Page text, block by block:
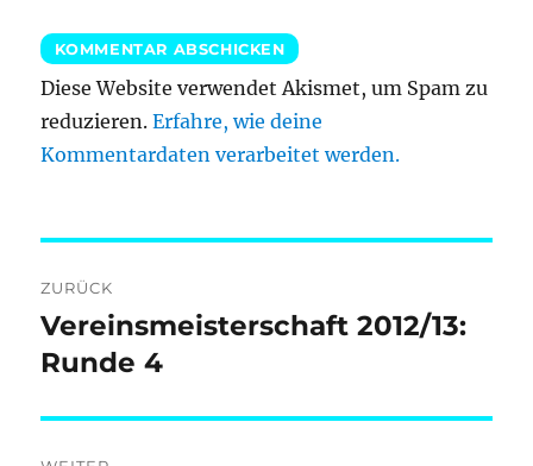
Diese Website verwendet Akismet, um Spam zu
reduzieren.Erfahre, wie deine
Kommentardaten verarbeitet werden.
ZURÜCK
Vorheriger
Beitrag:
Vereinsmeisterschaft 2012/13:
Runde 4